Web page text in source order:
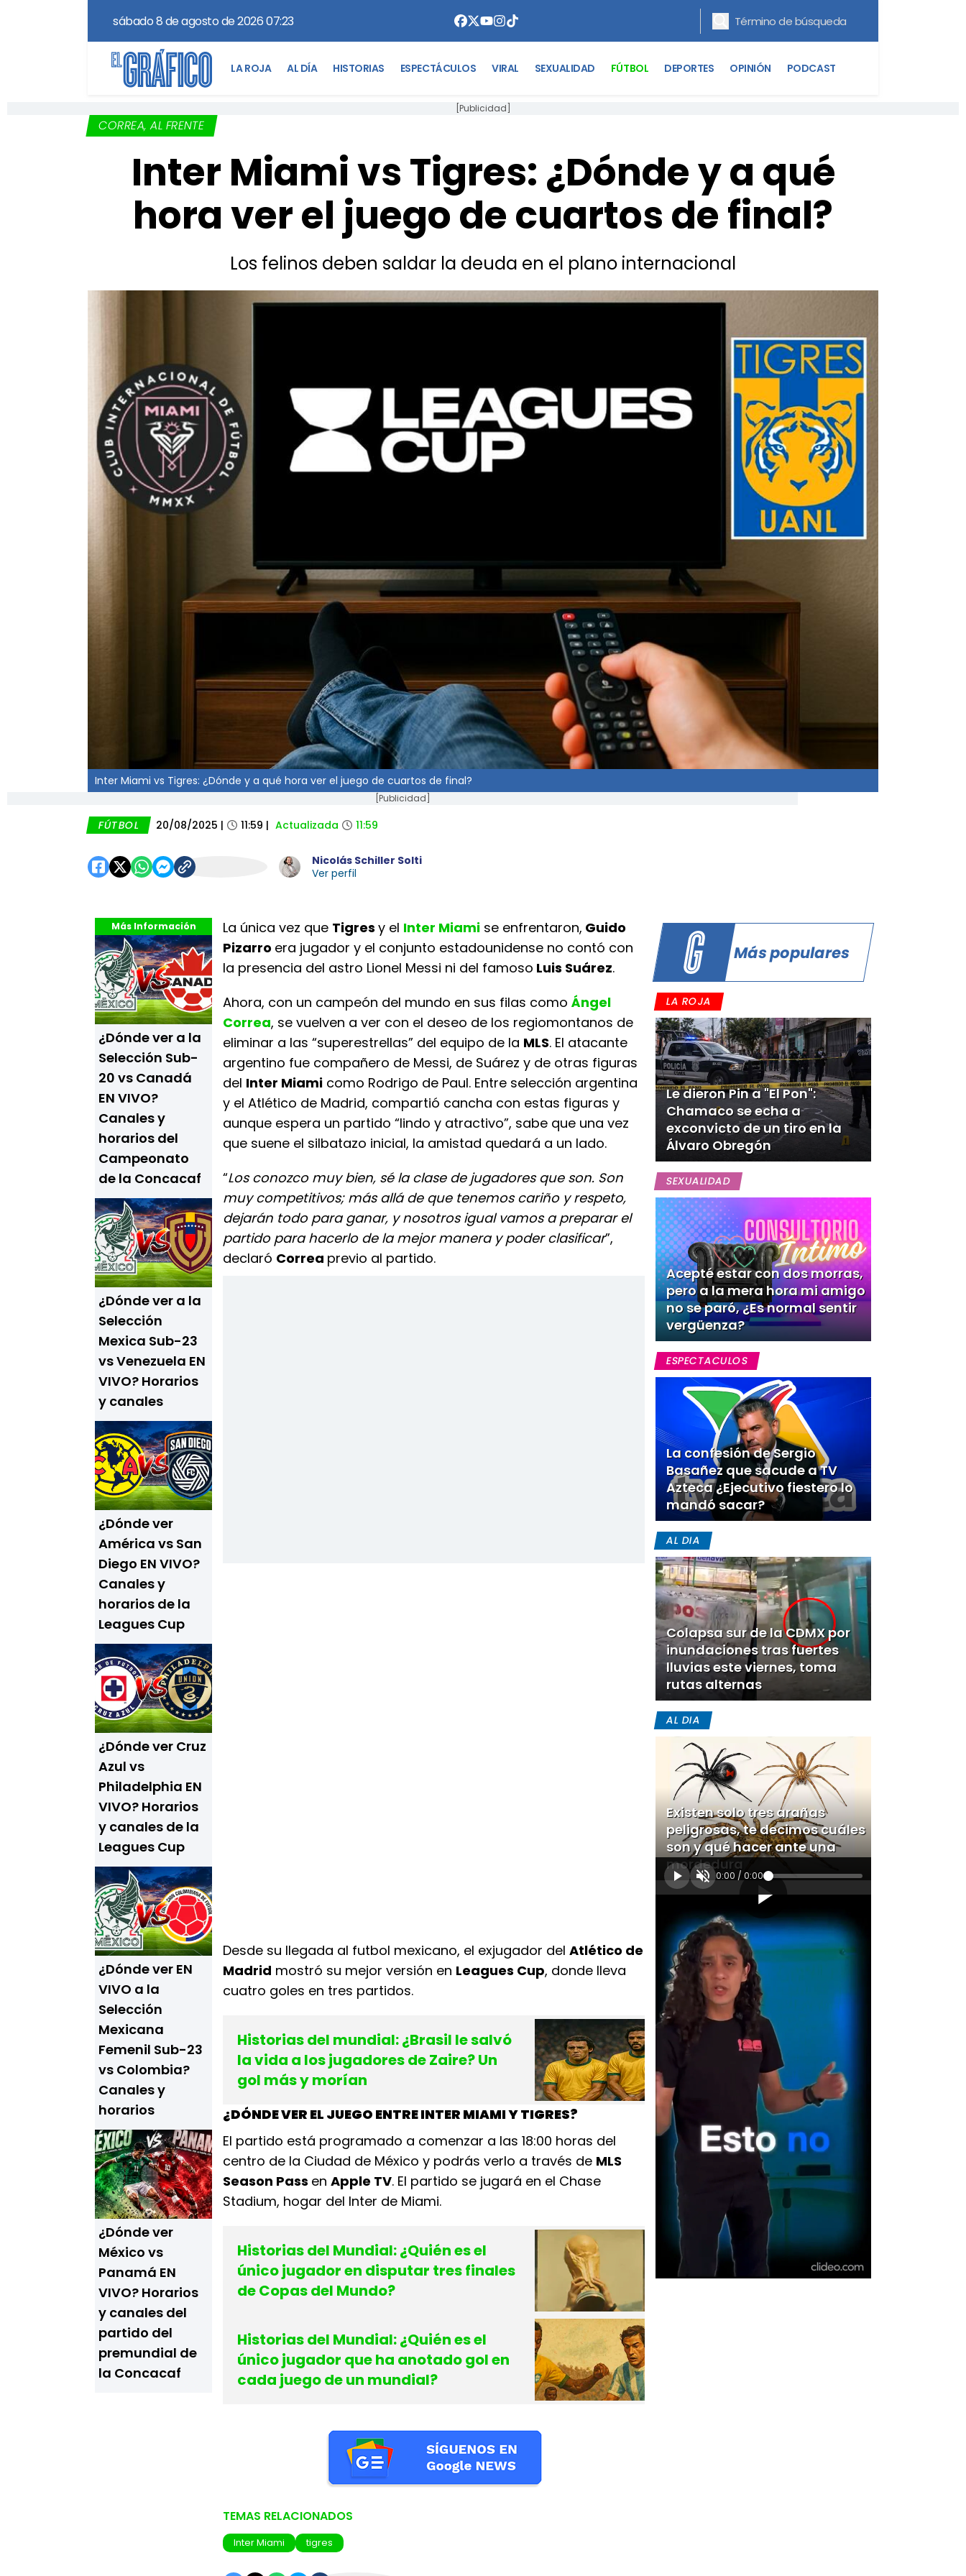
sábado 8 de agosto de 2026 07:23
LA ROJA AL DÍA HISTORIAS ESPECTÁCULOS VIRAL SEXUALIDAD FÚTBOL DEPORTES OPINIÓN PODCAST
[Publicidad]
CORREA, AL FRENTE
Inter Miami vs Tigres: ¿Dónde y a qué
hora ver el juego de cuartos de final?
Los felinos deben saldar la deuda en el plano internacional
Inter Miami vs Tigres: ¿Dónde y a qué hora ver el juego de cuartos de final?
[Publicidad]
FÚTBOL 20/08/2025 | 11:59 | Actualizada 11:59
Nicolás Schiller Solti
Ver perfil
Más Información
¿Dónde ver a la
Selección Sub-
20 vs Canadá
EN VIVO?
Canales y
horarios del
Campeonato
de la Concacaf
¿Dónde ver a la
Selección
Mexica Sub-23
vs Venezuela EN
VIVO? Horarios
y canales
¿Dónde ver
América vs San
Diego EN VIVO?
Canales y
horarios de la
Leagues Cup
¿Dónde ver Cruz
Azul vs
Philadelphia EN
VIVO? Horarios
y canales de la
Leagues Cup
¿Dónde ver EN
VIVO a la
Selección
Mexicana
Femenil Sub-23
vs Colombia?
Canales y
horarios
¿Dónde ver
México vs
Panamá EN
VIVO? Horarios
y canales del
partido del
premundial de
la Concacaf
La única vez que Tigres y el Inter Miami se enfrentaron, Guido
Pizarro era jugador y el conjunto estadounidense no contó con
la presencia del astro Lionel Messi ni del famoso Luis Suárez.
Ahora, con un campeón del mundo en sus filas como Ángel
Correa, se vuelven a ver con el deseo de los regiomontanos de
eliminar a las “superestrellas” del equipo de la MLS. El atacante
argentino fue compañero de Messi, de Suárez y de otras figuras
del Inter Miami como Rodrigo de Paul. Entre selección argentina
y el Atlético de Madrid, compartió cancha con estas figuras y
aunque espera un partido “lindo y atractivo”, sabe que una vez
que suene el silbatazo inicial, la amistad quedará a un lado.
“Los conozco muy bien, sé la clase de jugadores que son. Son
muy competitivos; más allá de que tenemos cariño y respeto,
dejarán todo para ganar, y nosotros igual vamos a preparar el
partido para hacerlo de la mejor manera y poder clasificar”,
declaró Correa previo al partido.
Desde su llegada al futbol mexicano, el exjugador del Atlético de
Madrid mostró su mejor versión en Leagues Cup, donde lleva
cuatro goles en tres partidos.
Historias del mundial: ¿Brasil le salvó
la vida a los jugadores de Zaire? Un
gol más y morían
¿DÓNDE VER EL JUEGO ENTRE INTER MIAMI Y TIGRES?
El partido está programado a comenzar a las 18:00 horas del
centro de la Ciudad de México y podrás verlo a través de MLS
Season Pass en Apple TV. El partido se jugará en el Chase
Stadium, hogar del Inter de Miami.
Historias del Mundial: ¿Quién es el
único jugador en disputar tres finales
de Copas del Mundo?
Historias del Mundial: ¿Quién es el
único jugador que ha anotado gol en
cada juego de un mundial?
TEMAS RELACIONADOS
Inter Miami tigres
Más populares
LA ROJA
Le dieron Pin a "El Pon":
Chamaco se echa a
exconvicto de un tiro en la
Álvaro Obregón
SEXUALIDAD
Acepté estar con dos morras,
pero a la mera hora mi amigo
no se paró, ¿Es normal sentir
vergüenza?
ESPECTACULOS
La confesión de Sergio
Basañez que sacude a TV
Azteca ¿Ejecutivo fiestero lo
mandó sacar?
AL DIA
Colapsa sur de la CDMX por
inundaciones tras fuertes
lluvias este viernes, toma
rutas alternas
AL DIA
Existen solo tres arañas
peligrosas, te decimos cuáles
son y qué hacer ante una
mordedura
0:00 / 0:00
[Publicidad]